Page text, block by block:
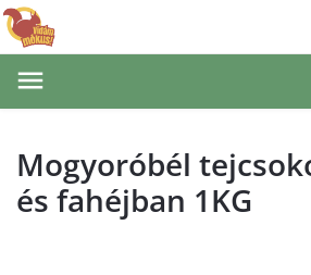
Mogyoróbél
és fahéjban 1KG